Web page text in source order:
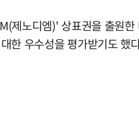
제노디엠)' 상표권을 출원
한 우수성을 평가받기도 했